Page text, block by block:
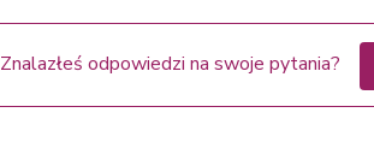
Znalazłeś odpowiedzi na swoje pytania?